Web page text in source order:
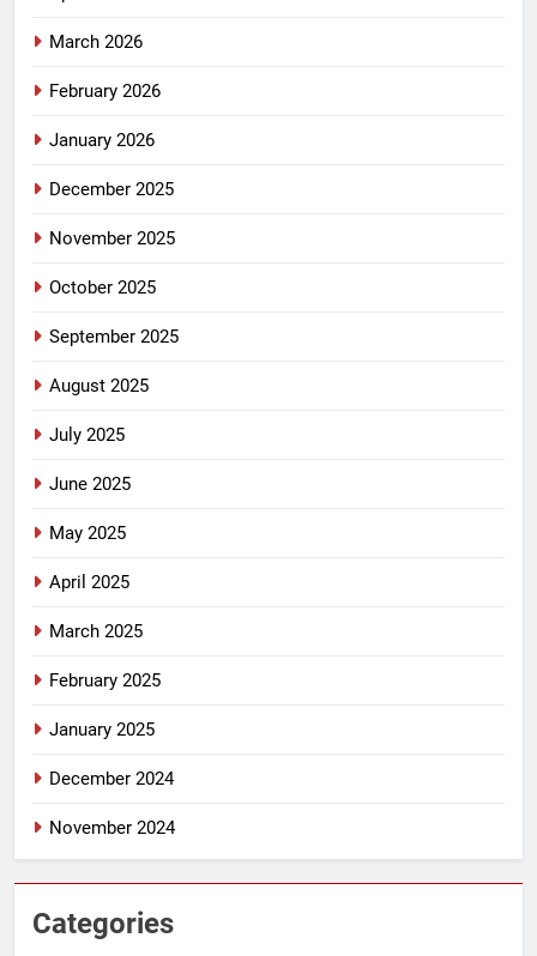
March 2026
February 2026
January 2026
December 2025
November 2025
October 2025
September 2025
August 2025
July 2025
June 2025
May 2025
April 2025
March 2025
February 2025
January 2025
December 2024
November 2024
Categories